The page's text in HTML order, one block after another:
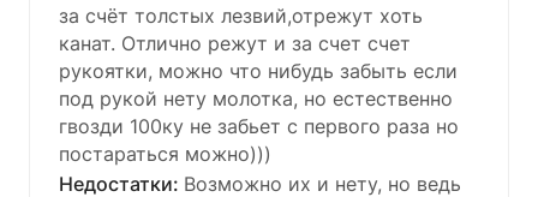
за счёт толстых лезвий,отрежут хоть
канат. Отлично режут и за счет счет
рукоятки, можно что нибудь забыть если
под рукой нету молотка, но естественно
гвозди 100ку не забьет с первого раза но
постараться можно)))
Возможно их и нету, но ведь